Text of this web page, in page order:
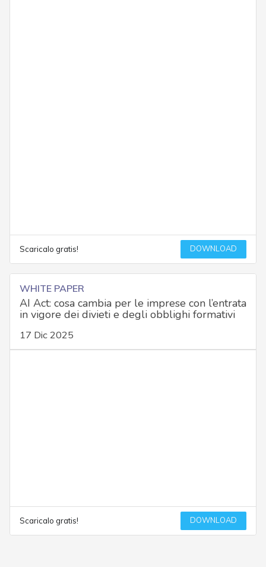
Scaricalo gratis! DOWNLOAD
WHITE PAPER
AI Act: cosa cambia per le imprese con l’entrata
in vigore dei divieti e degli obblighi formativi
17 Dic 2025
Scaricalo gratis! DOWNLOAD